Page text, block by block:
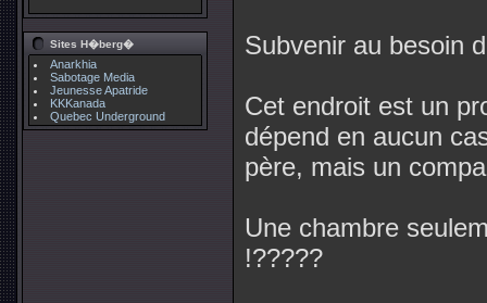
Sites H�berg�
Anarkhia
Sabotage Media
Jeunesse Apatride
KKKanada
Quebec Underground
Subvenir au besoin
Cet endroit est un
dépend en aucun
père, mais un
Une chambre
!?????